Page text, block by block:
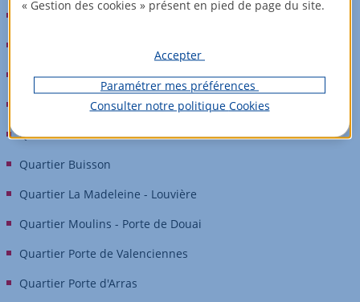
Quartier Vauban - Esquermes
Quartier Cormontaigne - Isly
Quartier Saint-Maurice - Pellevoisin
Quartier Buisson
Quartier La Madeleine - Louvière
Quartier Moulins - Porte de Douai
Quartier Porte de Valenciennes
Quartier Porte d'Arras
« Gestion des cookies » présent en pied de page du site.
Accepter
Paramétrer mes préférences
Consulter notre politique Cookies